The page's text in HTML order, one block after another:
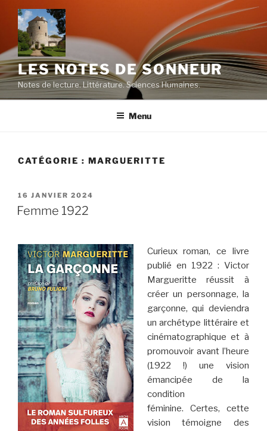
contenu
principal
LES NOTES DE SONNEUR
Notes de lecture. Littérature. Sciences Humaines.
Menu
CATÉGORIE : MARGUERITTE
PUBLIÉ
LE
16 JANVIER 2024
Femme 1922
Curieux roman, ce livre
publié en 1922 : Victor
Margueritte réussit à
créer un personnage, la
garçonne, qui deviendra
un archétype littéraire et
cinématographique et à
promouvoir avant l’heure
(1922 !) une vision
émancipée de la
condition
féminine. Certes, cette
vision témoigne des